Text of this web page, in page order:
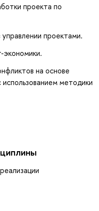
проекта по
проектами.
экономики.
на основе
методики